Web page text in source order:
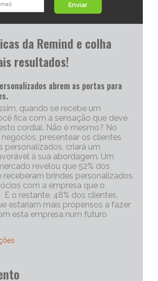
Enviar
da Remind e colha
resultados!
abrem as portas para
quando se recebe um
fica com a sensação que deve
cordial. Não é mesmo? No
presentear os clientes
personalizados, criará um
à sua abordagem. Um
revelou que 52% dos
receberam brindes personalizados
com a empresa que o
E o restante, 48% dos clientes,
estariam mais propensos a fazer
esta empresa num futuro
iniciar uma conversa com um